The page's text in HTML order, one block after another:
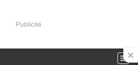
Publicité